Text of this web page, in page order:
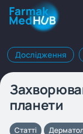
Дослідження
планети
Статті